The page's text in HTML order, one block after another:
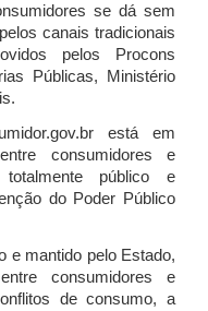
se dá sem
canais tradicionais
pelos Procons
Públicas, Ministério
está em
consumidores e
público e
do Poder Público
e mantido pelo Estado,
consumidores e
de consumo, a